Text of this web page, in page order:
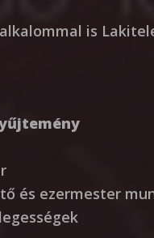
is
és ezermester